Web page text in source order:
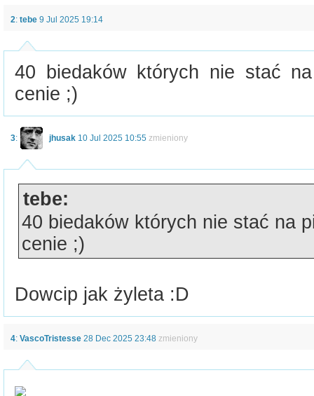
2: tebe 9 Jul 2025 19:14
40 biedaków których nie stać
cenie ;)
3: jhusak 10 Jul 2025 10:55 zmieniony
tebe:
40 biedaków których nie stać na
cenie ;)
Dowcip jak żyleta :D
4: VascoTristesse 28 Dec 2025 23:48 zmieniony